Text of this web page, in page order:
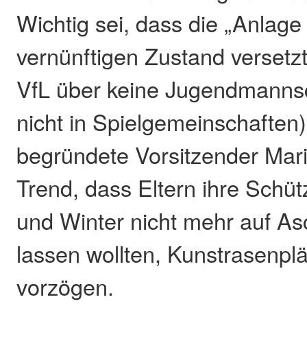
Wichtig sei, dass die
vernünftigen Zustand
VfL über keine
nicht in
begründete Vorsitzender
Trend, dass Eltern ihre
und Winter nicht mehr auf
lassen wollten,
vorzögen.